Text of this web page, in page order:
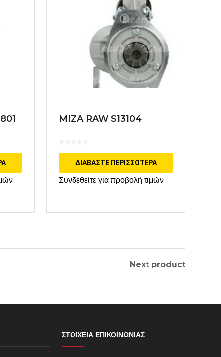
MIZA RAW S13104
ΔΙΑΒΆΣΤΕ ΠΕΡΙΣΣΌΤΕΡΑ
Συνδεθείτε για προβολή τιμών
Next product
ΣΤΟΙΧΕΊΑ ΕΠΙΚΟΙΝΩΝΊΑΣ